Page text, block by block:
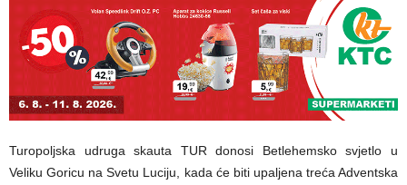
Turopoljska udruga skauta TUR donosi Betlehemsko svjetlo u
Veliku Goricu na Svetu Luciju, kada će biti upaljena treća Adventska